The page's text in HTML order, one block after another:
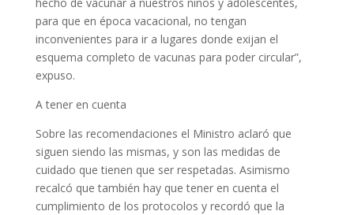
para que en época vacacional, no tengan
inconvenientes para ir a lugares donde exijan el
esquema completo de vacunas para poder circular”,
expuso.
A tener en cuenta
Sobre las recomendaciones el Ministro aclaró que
siguen siendo las mismas, y son las medidas de
cuidado que tienen que ser respetadas. Asimismo
recalcó que también hay que tener en cuenta el
cumplimiento de los protocolos y recordó que la